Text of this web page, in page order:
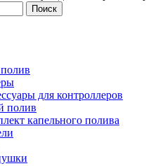
Поиск
для контроллеров
полив
капельного полива